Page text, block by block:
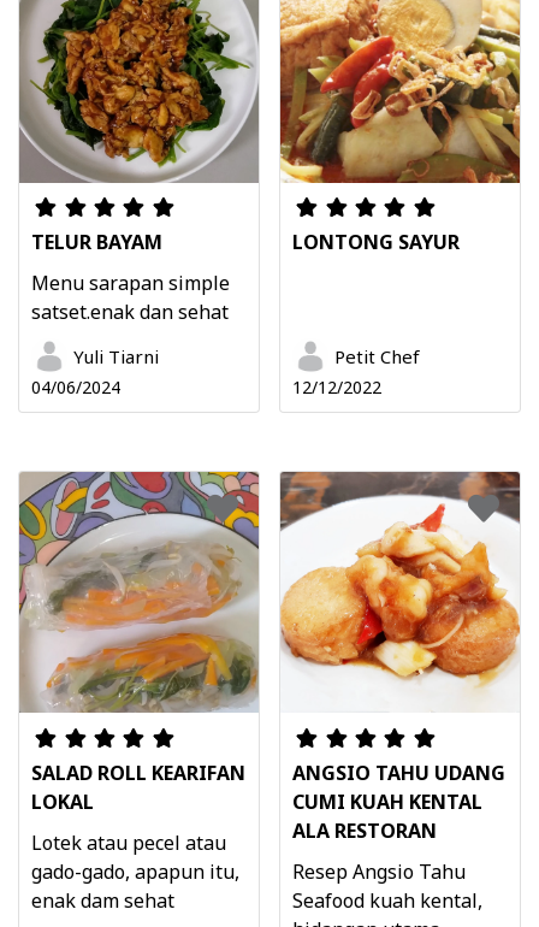
TELUR BAYAM
Menu sarapan simple
satset.enak dan sehat
Yuli Tiarni
04/06/2024
LONTONG SAYUR
Petit Chef
12/12/2022
SALAD ROLL KEARIFAN
LOKAL
Lotek atau pecel atau
gado-gado, apapun itu,
enak dam sehat
ANGSIO TAHU UDANG
CUMI KUAH KENTAL
ALA RESTORAN
Resep Angsio Tahu
Seafood kuah kental,